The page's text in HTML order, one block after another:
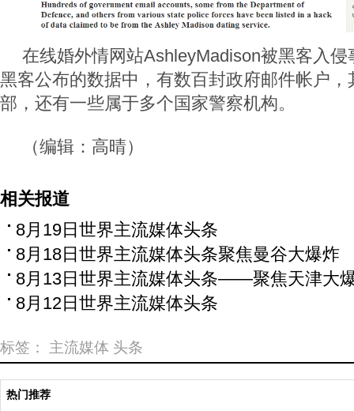
在线婚外情网站AshleyMadison被黑客入
黑客公布的数据中，有数百封政府邮件帐户
部，还有一些属于多个国家警察机构。
（编辑：高晴）
相关报道
8月19日世界主流媒体头条
8月18日世界主流媒体头条聚焦曼谷大爆炸
8月13日世界主流媒体头条——聚焦天津大
8月12日世界主流媒体头条
标签： 主流媒体 头条
热门推荐